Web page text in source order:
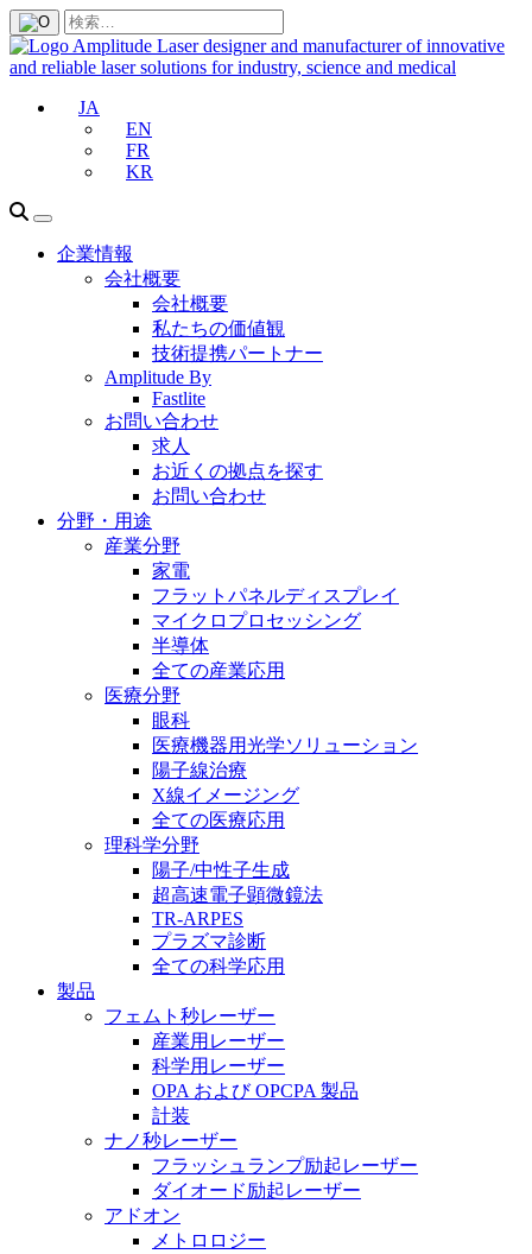
JA
EN
FR
KR
企業情報
会社概要
会社概要
私たちの価値観
技術提携パートナー
Amplitude By
Fastlite
お問い合わせ
求人
お近くの拠点を探す
お問い合わせ
分野・用途
産業分野
家電
フラットパネルディスプレイ
マイクロプロセッシング
半導体
全ての産業応用
医療分野
眼科
医療機器用光学ソリューション
陽子線治療
X線イメージング
全ての医療応用
理科学分野
陽子/中性子生成
超高速電子顕微鏡法
TR-ARPES
プラズマ診断
全ての科学応用
製品
フェムト秒レーザー
産業用レーザー
科学用レーザー
OPA および OPCPA 製品
計装
ナノ秒レーザー
フラッシュランプ励起レーザー
ダイオード励起レーザー
アドオン
メトロロジー